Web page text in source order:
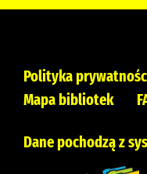
Polityka
Mapa bibliotek
Dane pochodzą z